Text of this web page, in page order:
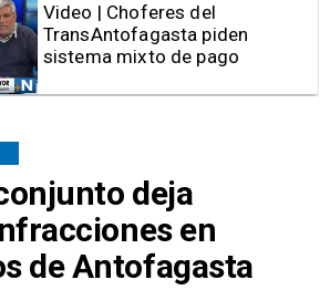
deja
en
de Antofagasta
Video | Choferes del
TransAntofagasta piden
sistema mixto de pago